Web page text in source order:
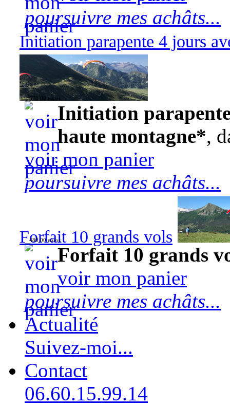
poursuivre mes achâts...
Initiation parapente 4 jours
570,00 euros
Initiation
haute montagne*,
voir mon panier
poursuivre mes achâts...
Forfait 10 grands vols
480,00 euros
Forfait 10 grands
voir mon panier
poursuivre mes achâts...
Actualité
Suivez-moi...
Contact
06.60.15.99.14